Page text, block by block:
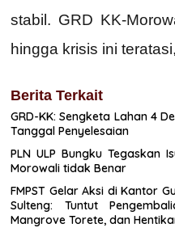
stabil. GRD KK-
hingga krisis ini
Berita Terkait
GRD-KK: Sengketa Lahan 4
Tanggal Penyelesaian
PLN ULP Bungku Tegaskan
Morowali tidak Benar
FMPST Gelar Aksi di Kantor
Sulteng: Tuntut
Mangrove Torete, dan